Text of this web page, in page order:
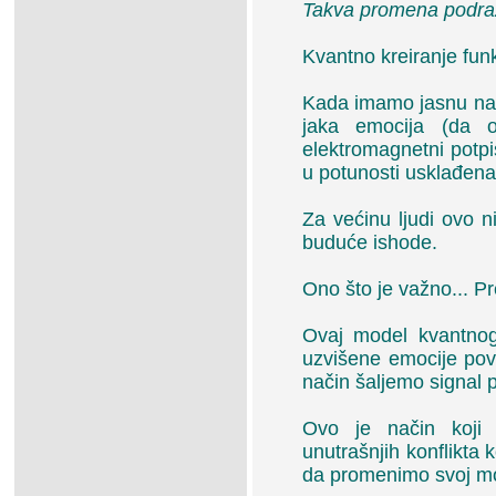
Takva promena
Kvantno kreiranje
Kada imamo jasnu
jaka emocija (da
elektromagnetni
u potunosti
Za većinu ljudi ovo
buduće ishode.
Ono što je važno...
Ovaj model
uzvišene emocije
način šaljemo signal
Ovo je način koji
unutrašnjih konflikta
da promenimo svoj